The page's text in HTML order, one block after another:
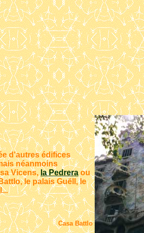
d'autres édifices
néanmoins
Vicens,la Pedreraou
le palais Guëll, le
Casa Battlo